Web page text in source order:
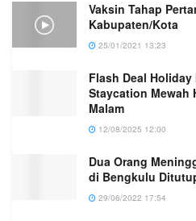
Vaksin Tahap
Kabupaten/Kota
25/01/2021 13:23
Flash Deal
Staycation Mewah
Malam
12/08/2025 12:00
Dua Orang
di Bengkulu
29/06/2022 17:54